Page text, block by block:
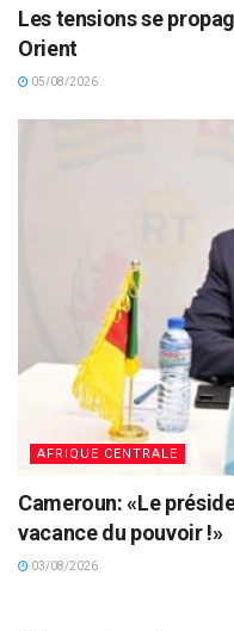
Les tensions se
Orient
05/08/2026
AFRIQUE CENTRALE
Cameroun: «Le
vacance du pouvoir !»
03/08/2026